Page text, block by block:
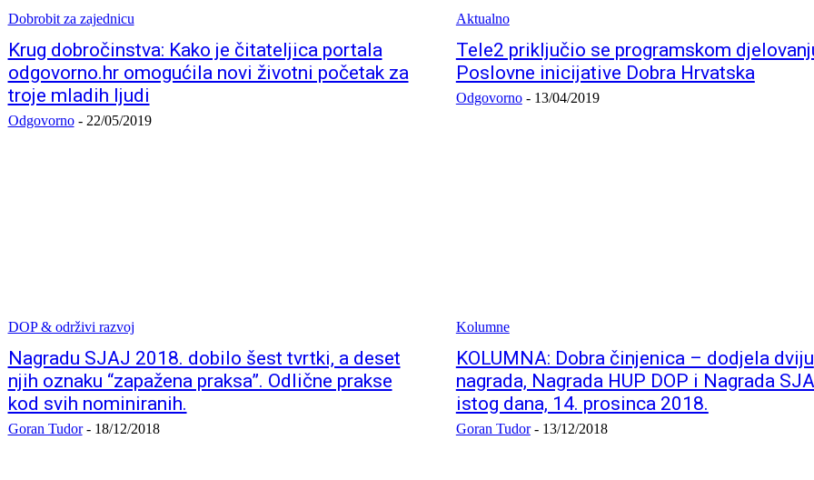
Dobrobit za zajednicu
Krug dobročinstva: Kako je čitateljica portala
odgovorno.hr omogućila novi životni početak za
troje mladih ljudi
Odgovorno - 22/05/2019
Aktualno
Tele2 priključio se programskom
Poslovne inicijative Dobra Hrvatska
Odgovorno - 13/04/2019
DOP & održivi razvoj
Nagradu SJAJ 2018. dobilo šest tvrtki, a deset
njih oznaku “zapažena praksa”. Odlične prakse
kod svih nominiranih.
Goran Tudor - 18/12/2018
Kolumne
KOLUMNA: Dobra činjenica – dodjela dviju
nagrada, Nagrada HUP DOP i Nagrada
istog dana, 14. prosinca 2018.
Goran Tudor - 13/12/2018